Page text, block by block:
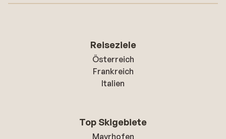
Reiseziele
Österreich
Frankreich
Italien
Top Skigebiete
Mayrhofen